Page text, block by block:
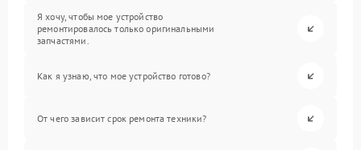
Я хочу, чтобы мое устройство
ремонтировалось только оригинальными
запчастями.
Как я узнаю, что мое устройство готово?
От чего зависит срок ремонта техники?